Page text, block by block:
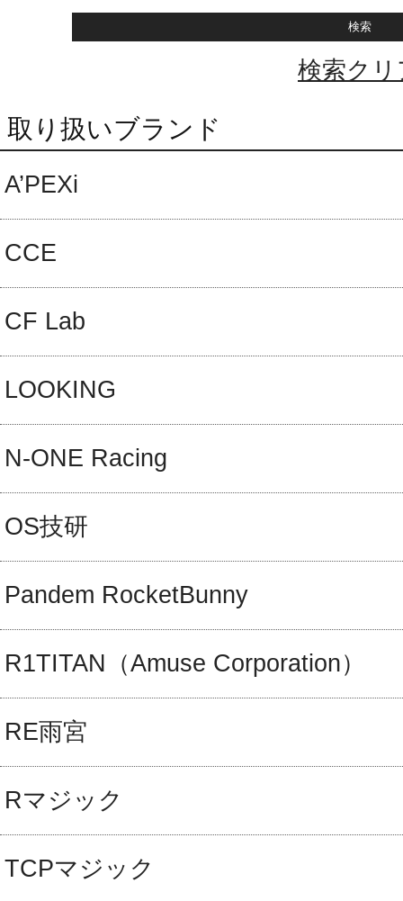
検索クリ
取り扱いブランド
A’PEXi
CCE
CF Lab
LOOKING
N-ONE Racing
OS技研
Pandem RocketBunny
R1TITAN（Amuse Corporation）
RE雨宮
Rマジック
TCPマジック